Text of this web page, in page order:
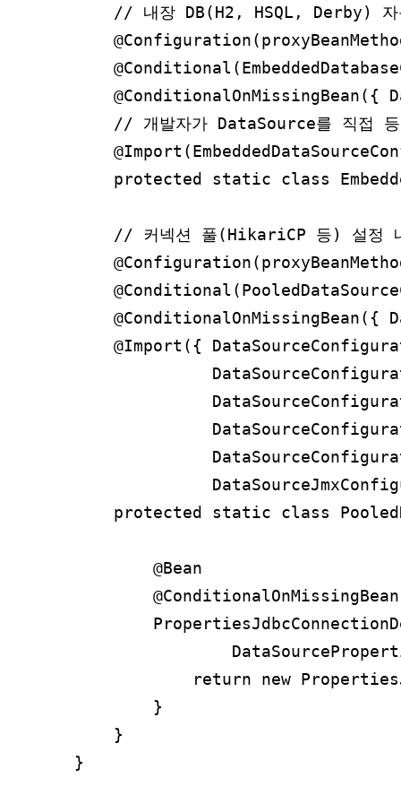
// 내장 DB(H2, HSQL, Derby) 자
@ConditionalOnMissingBean({
// 개발자가 DataSource를 직접 등
protected static class
// 커넥션 풀(HikariCP 등) 설정
@ConditionalOnMissingBean({
@Import({
protected static class
        @Bean
return new
        }
    }